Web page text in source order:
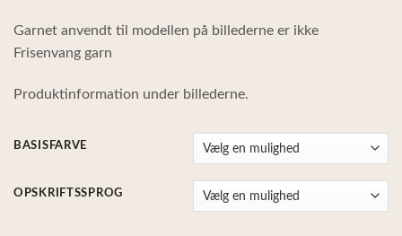
Garnet anvendt til modellen på billederne er ikke
Frisenvang garn
Produktinformation under billederne.
BASISFARVE
OPSKRIFTSSPROG